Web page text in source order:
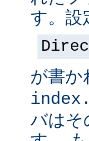
す。設
が書か
バはそ